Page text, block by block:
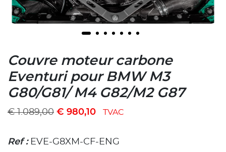
Couvre moteur carbone
Eventuri pour BMW M3
G80/G81/ M4 G82/M2 G87
€1.089,00 € 980,10 TVAC
Ref : EVE-G8XM-CF-ENG